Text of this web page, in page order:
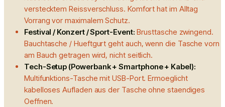
verstecktem Reissverschluss. Komfort hat im Alltag
Vorrang vor maximalem Schutz.
Festival / Konzert / Sport-Event: Brusttasche zwingend.
Bauchtasche / Hueftgurt geht auch, wenn die Tasche vorn
am Bauch getragen wird, nicht seitlich.
Tech-Setup (Powerbank + Smartphone + Kabel):
Multifunktions-Tasche mit USB-Port. Ermoeglicht
kabelloses Aufladen aus der Tasche ohne staendiges
Oeffnen.